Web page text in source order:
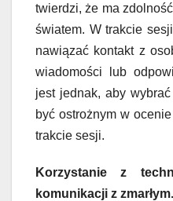
twierdzi, że ma
światem. W trakcie
nawiązać kontakt z
wiadomości lub
jest jednak, aby
być ostrożnym w
trakcie sesji.
Korzystanie z
komunikacji z zmarłym.